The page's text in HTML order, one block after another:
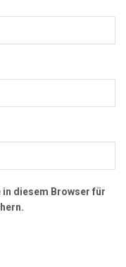
in diesem Browser für